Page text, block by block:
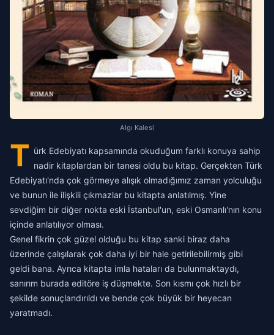
Algı Kalesi
T ürk Edebiyatı kapsamında okuduğum farklı konuya sahip
nadir kitaplardan bir tanesi oldu bu kitap. Gerçekten Türk
Edebiyatı'nda çok görmeye alışık olmadığımız zaman yolculuğu
ve bunun ile ilişkili çıkmazlar bu kitapta anlatılmış. Yine
sevdiğim bir diğer nokta eski İstanbul'un, eski Osmanlı'nın konu
içinde anlatılıyor olması.
Genel fikrin çok güzel olduğu bu kitap sanki biraz daha
üzerinde çalışılarak çok daha iyi bir hale getirilebilirmiş gibi
geldi bana. Ayrıca kitapta imla hataları da bulunmaktaydı,
sanırım burada editöre iş düşmekte. Son kısmı çok hızlı bir
şekilde sonuçlandırıldı ve bende çok büyük bir heyecan
yaratmadı.